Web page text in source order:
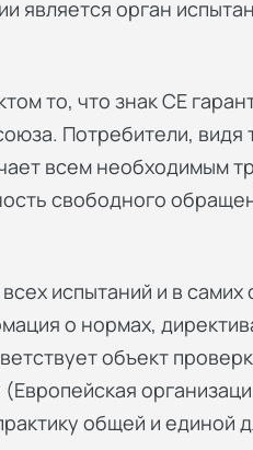
является орган
то, что знак СЕ
Потребители, видя
всем необходимым
свободного
испытаний и в самих
о нормах,
объект
общей и единой